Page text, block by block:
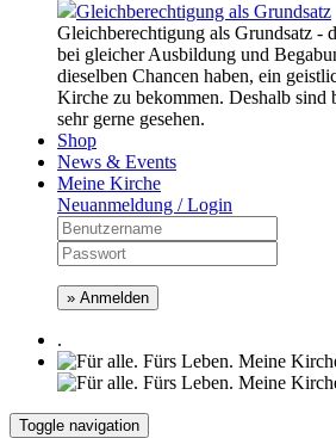
Gleichberechtigung als Grundsatz
Gleichberechtigung als Grundsatz -
bei gleicher Ausbildung und
dieselben Chancen haben, ein
Kirche zu bekommen. Deshalb sind
sehr gerne gesehen.
Shop
News & Events
Meine Kirche
Neuanmeldung / Login
» Anmelden
.
Toggle navigation